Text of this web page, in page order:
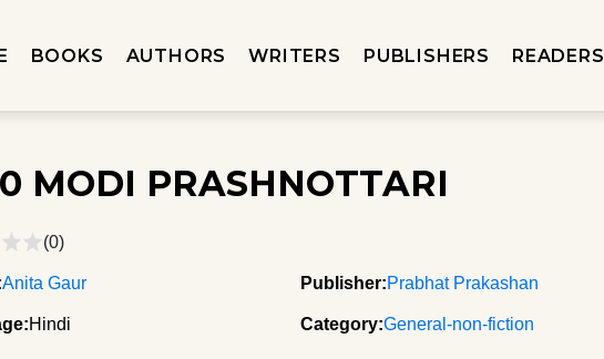
BOOKS AUTHORS WRITERS PUBLISHERS READERS
MODI PRASHNOTTARI
(0)
Anita Gaur Publisher:Prabhat Prakashan
Hindi Category:General-non-fiction